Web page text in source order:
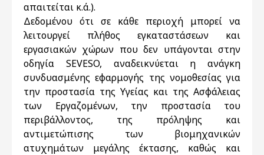
απαιτείται κ.ά.).
Δεδομένου ότι σε κάθε περιοχή μπορεί να
λειτουργεί πλήθος εγκαταστάσεων και
εργασιακών χώρων που δεν υπάγονται στην
οδηγία SEVESO, αναδεικνύεται η ανάγκη
συνδυασμένης εφαρμογής της νομοθεσίας για
την προστασία της Υγείας και της Ασφάλειας
των Εργαζομένων, την προστασία του
περιβάλλοντος, της πρόληψης και
αντιμετώπισης των βιομηχανικών
ατυχημάτων μεγάλης έκτασης, καθώς και